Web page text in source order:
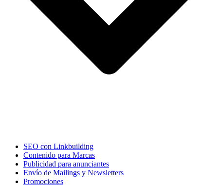
SEO con Linkbuilding
Contenido para Marcas
Publicidad para anunciantes
Envío de Mailings y Newsletters
Promociones